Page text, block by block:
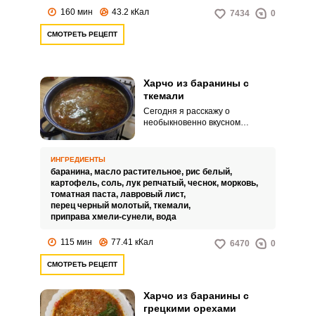
160 мин 43.2 кКал 7434 0
СМОТРЕТЬ РЕЦЕПТ
Харчо из баранины с
ткемали
Сегодня я расскажу о
необыкновенно вкусном
домашние супы, тогда этот
рецепт точно придется вам по
вкусу.
ИНГРЕДИЕНТЫ
баранина, масло растительное, рис белый,
картофель, соль, лук репчатый, чеснок, морковь,
томатная паста, лавровый лист,
перец черный молотый, ткемали,
приправа хмели-сунели, вода
115 мин 77.41 кКал 6470 0
СМОТРЕТЬ РЕЦЕПТ
Харчо из баранины с
грецкими орехами